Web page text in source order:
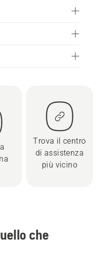
Trova il centro
di assistenza
più vicino
che